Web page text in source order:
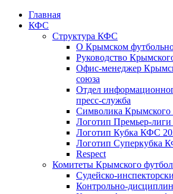
Главная
КФС
Структура КФС
О Крымском
Руководство
Офис-менеджер
союза
Отдел
пресс-служба
Символика Крымского
Логотип Премьер-
Логотип Кубка КФС
Логотип Суперкубка
Respect
Комитеты Крымского
Судейско-
Контрольно-